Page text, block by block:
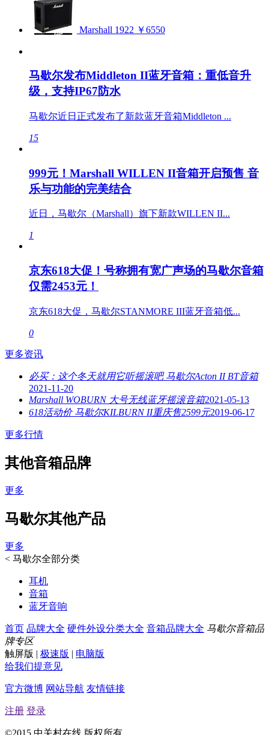
Marshall 1922 ￥6550
马歇尔发布Middleton II蓝牙音箱：重低音升
级，支持IP67防水
马歇尔近日正式发布了新款蓝牙音箱Middleton ...
15
999元！Marshall WILLEN II音箱开启预售 音
乐与功能的完美结合
近日，马歇尔（Marshall）旗下新款WILLEN II...
1
京东618大促！号称拥有宽广声场的马歇尔音箱
仅需2453元！
京东618大促，马歇尔STANMORE III蓝牙音箱低...
0
更多资讯
必买：这个冬天就用它听摇滚吧 马歇尔Acton II BT音箱
2021-11-20
Marshall WOBURN 大号无线蓝牙摇滚音箱2021-05-13
618活动价 马歇尔KILBURN II重庆售2599元2019-06-17
更多行情
其他音箱品牌
更多
马歇尔其他产品
更多
< 马歇尔全部分类
耳机
音箱
蓝牙音响
首页 品牌大全 硬件外设分类大全 音箱品牌大全 马歇尔音箱品
牌专区
触屏版 | 极速版 | 电脑版
给我们提意见
官方微博 网站导航 友情链接
注册 登录
©2015 中关村在线 版权所有